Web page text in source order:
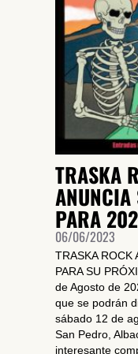
TRASKA
ANUNCIA
PARA
06/06/2023
TRASKA ROCK
PARA SU
de Agosto de
que se podrán
sábado 12 de
San Pedro,
interesante